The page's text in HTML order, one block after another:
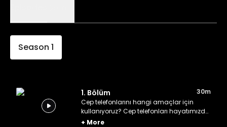
Season 1
1. Bölüm
30m
Cep telefonlarını hangi amaçlar için
kullanıyoruz? Cep telefonları hayatımızda
ne kadar yer kaplıyorlar? Çocuk
+ More